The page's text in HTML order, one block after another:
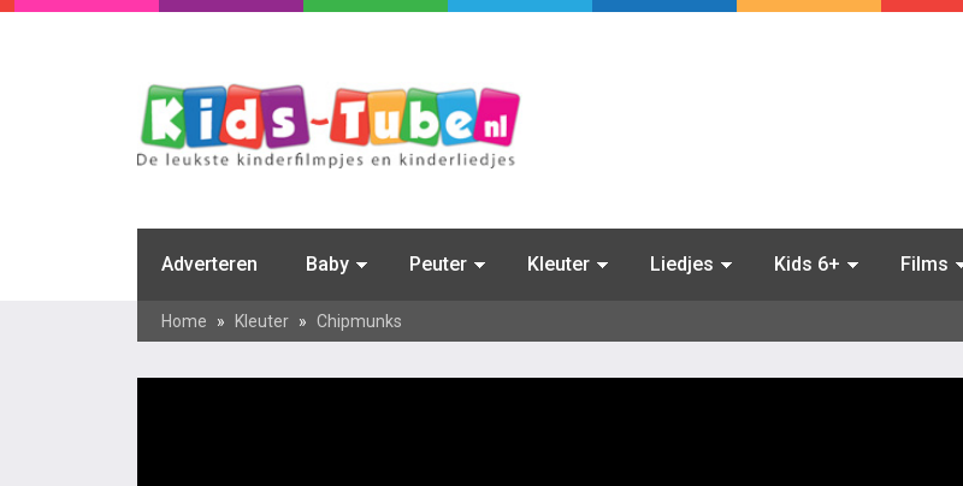
Adverteren Baby Peuter Kleuter Liedjes Kids 6+ Films
Home » Kleuter » Chipmunks